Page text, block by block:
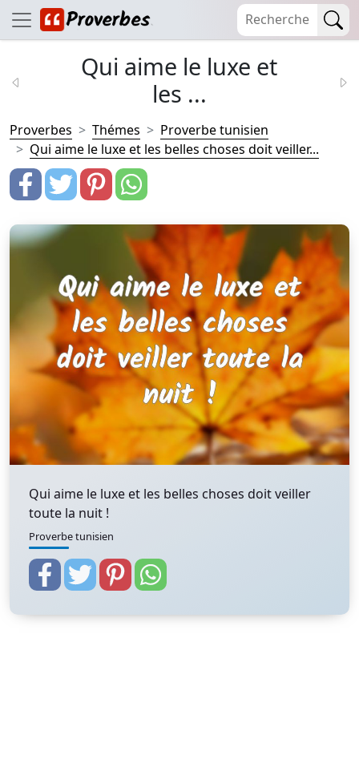
Qui aime le luxe et
les ...
Proverbes Thémes
Proverbe tunisien
Qui aime le luxe et les belles choses doit veiller...
Qui aime le luxe et les belles choses doit veiller
toute la nuit !
Proverbe tunisien